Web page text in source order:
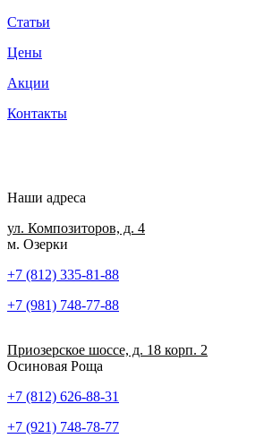
Статьи
Цены
Акции
Контакты
Наши адреса
ул. Композиторов, д. 4
м. Озерки
+7 (812) 335-81-88
+7 (981) 748-77-88
Приозерское шоссе, д. 18 корп. 2
Осиновая Роща
+7 (812) 626-88-31
+7 (921) 748-78-77